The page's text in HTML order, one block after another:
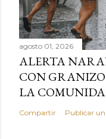
agosto 01, 2026
ALERTA
CON
LA
Compartir Publicar